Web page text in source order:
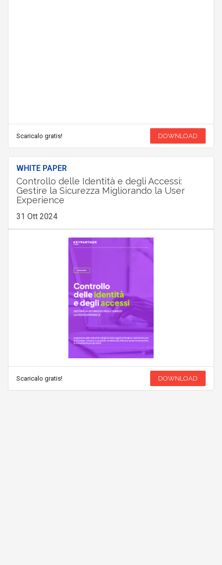
Scaricalo gratis! DOWNLOAD
WHITE PAPER
Controllo delle Identità e degli Accessi:
Gestire la Sicurezza Migliorando la User
Experience
31 Ott 2024
Scaricalo gratis! DOWNLOAD